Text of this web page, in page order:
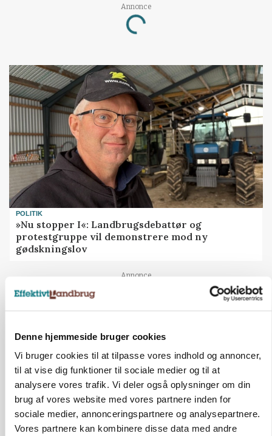
Denne hjemmeside bruger cookies
Vi bruger cookies til at tilpasse vores indhold og annoncer,
til at vise dig funktioner til sociale medier og til at
analysere vores trafik. Vi deler også oplysninger om din
brug af vores website med vores partnere inden for
sociale medier, annonceringspartnere og analysepartnere.
Vores partnere kan kombinere disse data med andre
Annonce
Loading...
POLITIK
»Nu stopper I«: Landbrugsdebattør og
protestgruppe vil demonstrere mod ny
gødskningslov
Annonce